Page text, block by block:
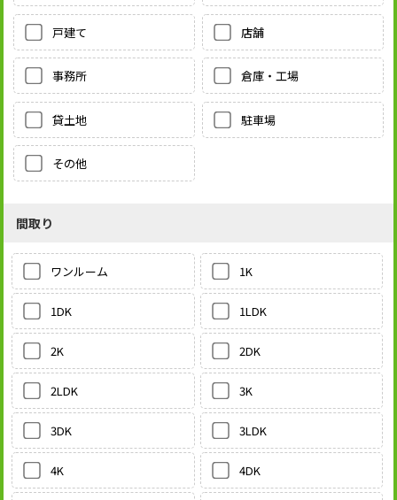
戸建て 店舗
事務所 倉庫・工場
貸土地 駐車場
その他
間取り
ワンルーム 1K
1DK 1LDK
2K 2DK
2LDK 3K
3DK 3LDK
4K 4DK